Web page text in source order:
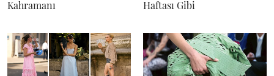
Kahramanı
Haftası Gibi